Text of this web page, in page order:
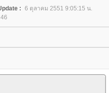
: 6 ตุลาคม 2551 9:05:15 น.
46